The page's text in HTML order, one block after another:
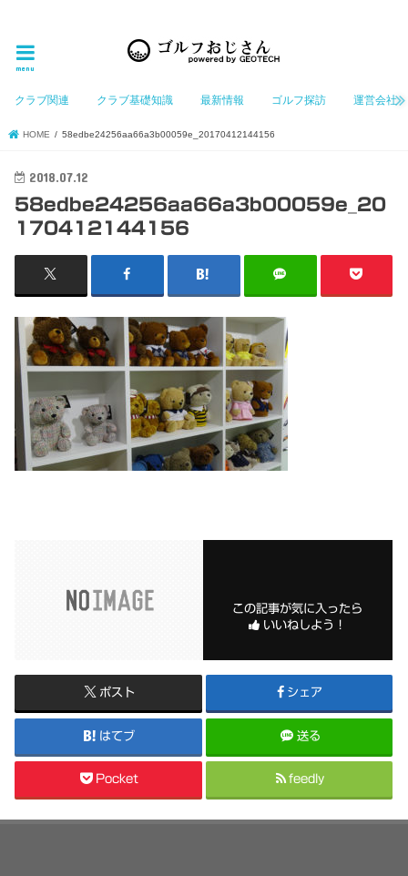
menu
クラブ関連 クラブ基礎知識 最新情報 ゴルフ探訪 運営会社
HOME 58edbe24256aa66a3b00059e_20170412144156
2018.07.12
58edbe24256aa66a3b00059e_20
170412144156
この記事が気に入ったら
いいねしよう！
ポスト シェア
はてブ 送る
Pocket feedly